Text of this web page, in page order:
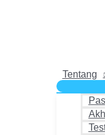
Tentang